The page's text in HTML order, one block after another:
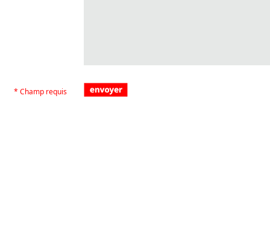
* Champ requis